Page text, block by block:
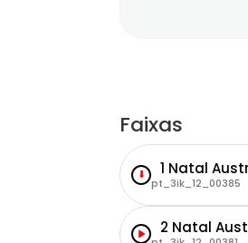
Faixas
⬇ 1 Natal
pt_3ik_12_00385
2 Natal